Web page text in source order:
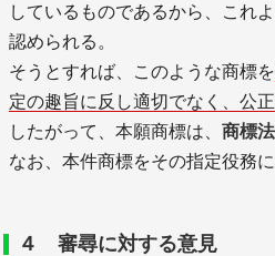
しているものであるから、これ
認められる。
そうとすれば、このような商標を
定の趣旨に反し適切でなく、公
したがって、本願商標は、 商標
なお、本件商標をその指定役務
４ 審尋に対する意見